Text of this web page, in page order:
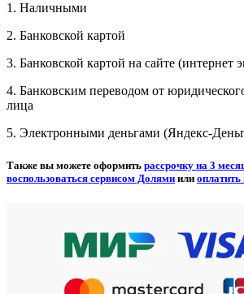
1. Наличными
2. Банковской картой
3. Банковской картой на сайте (интернет
4. Банковским переводом от
лица
5. Электронными деньгами (Яндекс-
Также вы можете оформить рассрочку на 3
воспользоваться сервисом Долями или оплатить